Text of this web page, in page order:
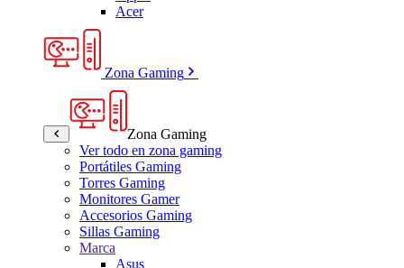
Acer
Zona Gaming
Zona Gaming
Ver todo en zona gaming
Portátiles Gaming
Torres Gaming
Monitores Gamer
Accesorios Gaming
Sillas Gaming
Marca
Asus